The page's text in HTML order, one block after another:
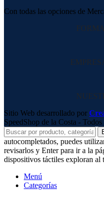
Con todas las opciones de
Sitio Web desarrollado por
SpeedShop de la Costa -
autocompletados, puedes
revisarlos y Enter para ir a la
dispositivos táctiles exploran al
Menú
Categorías